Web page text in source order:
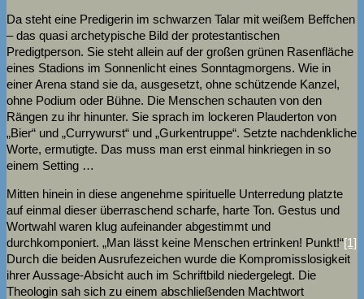
Da steht eine Predigerin im schwarzen Talar mit weißem Beffchen
– das quasi archetypische Bild der protestantischen
Predigtperson. Sie steht allein auf der großen grünen Rasenfläche
eines Stadions im Sonnenlicht eines Sonntagmorgens. Wie in
einer Arena stand sie da, ausgesetzt, ohne schützende Kanzel,
ohne Podium oder Bühne. Die Menschen schauten von den
Rängen zu ihr hinunter. Sie sprach im lockeren Plauderton von
„Bier“ und „Currywurst“ und „Gurkentruppe“. Setzte nachdenkliche
Worte, ermutigte. Das muss man erst einmal hinkriegen in so
einem Setting …
Mitten hinein in diese angenehme spirituelle Unterredung platzte
auf einmal dieser überraschend scharfe, harte Ton. Gestus und
Wortwahl waren klug aufeinander abgestimmt und
durchkomponiert. „Man lässt keine Menschen ertrinken! Punkt!“[1]
Durch die beiden Ausrufezeichen wurde die Kompromisslosigkeit
ihrer Aussage-Absicht auch im Schriftbild niedergelegt. Die
Theologin sah sich zu einem abschließenden Machtwort